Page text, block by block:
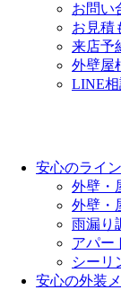
お問い
お見積
来店予
外壁屋
LINE相
安心のライ
外壁・
外壁・
雨漏り
アパー
シーリ
安心の外装